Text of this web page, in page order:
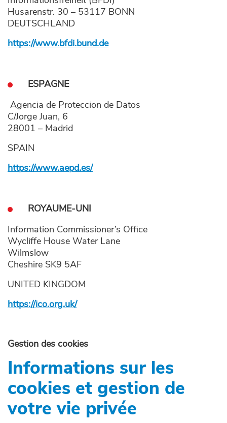
Husarenstr. 30 – 53117 BONN
DEUTSCHLAND
https://www.bfdi.bund.de
ESPAGNE
Agencia de Proteccion de Datos
C/Jorge Juan, 6
28001 – Madrid
SPAIN
https://www.aepd.es/
ROYAUME-UNI
Information Commissioner’s Office
Wycliffe House Water Lane
Wilmslow
Cheshire SK9 5AF
UNITED KINGDOM
https://ico.org.uk/
Gestion des cookies
Informations sur les
cookies et gestion de
votre vie privée